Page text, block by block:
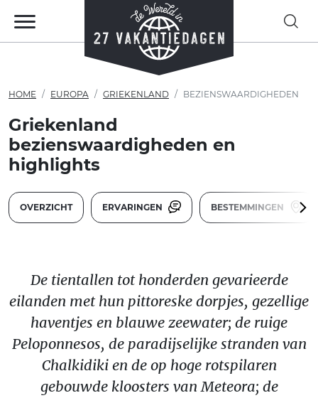
HOME EUROPA GRIEKENLAND BEZIENSWAARDIGHEDEN
Griekenland
bezienswaardigheden en
highlights
OVERZICHT ERVARINGEN BESTEMMINGEN
De tientallen tot honderden gevarieerde
eilanden met hun pittoreske dorpjes, gezellige
haventjes en blauwe zeewater; de ruige
Peloponnesos, de paradijselijke stranden van
Chalkidiki en de op hoge rotspilaren
gebouwde kloosters van Meteora; de